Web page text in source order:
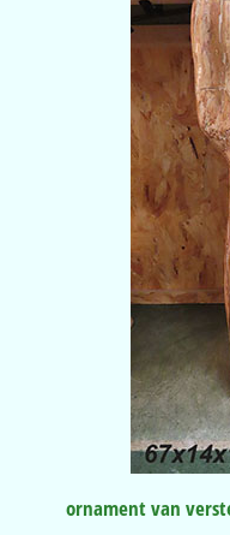
ornament van